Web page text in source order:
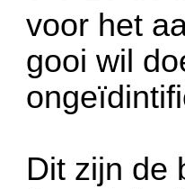
voor het
gooi wil
Dit zijn de